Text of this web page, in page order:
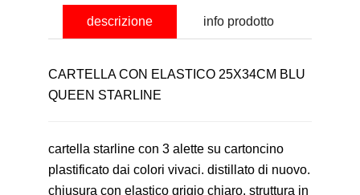
descrizione info prodotto
CARTELLA CON ELASTICO 25X34CM BLU
QUEEN STARLINE
cartella starline con 3 alette su cartoncino
plastificato dai colori vivaci. distillato di nuovo.
chiusura con elastico grigio chiaro. struttura in